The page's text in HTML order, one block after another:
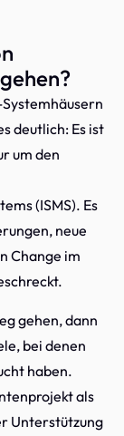
deutlich: Es ist
um den
(ISMS). Es
neue
Change im
gehen, dann
bei denen
haben.
als
Unterstützung